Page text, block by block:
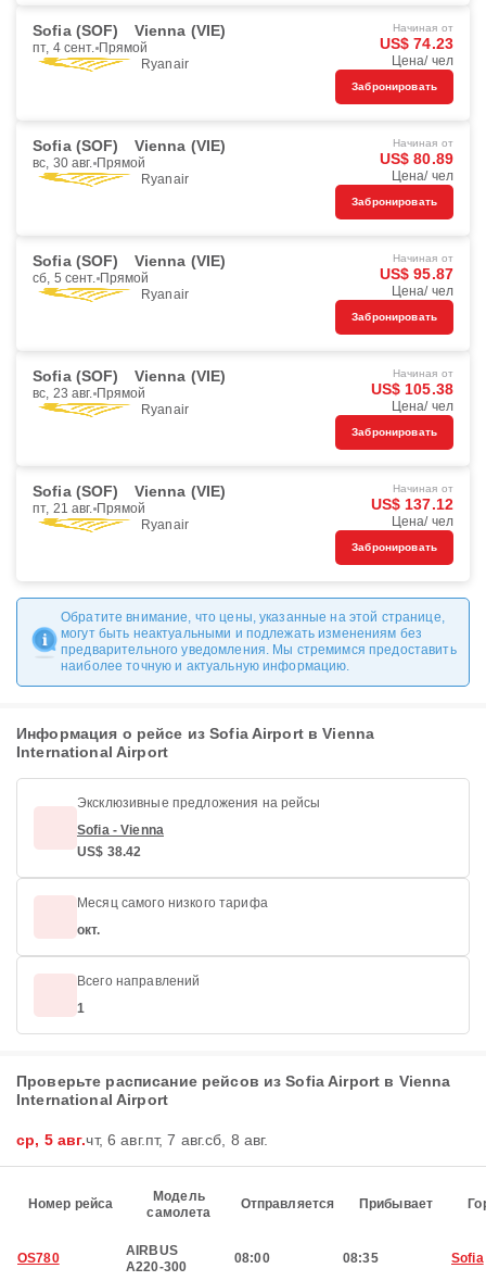
Sofia (SOF) Vienna (VIE)
пт, 4 сент. Прямой
Ryanair
Начиная от
US$ 74.23
Цена/ чел
Забронировать
Sofia (SOF) Vienna (VIE)
вс, 30 авг. Прямой
Ryanair
Начиная от
US$ 80.89
Цена/ чел
Забронировать
Sofia (SOF) Vienna (VIE)
сб, 5 сент. Прямой
Ryanair
Начиная от
US$ 95.87
Цена/ чел
Забронировать
Sofia (SOF) Vienna (VIE)
вс, 23 авг. Прямой
Ryanair
Начиная от
US$ 105.38
Цена/ чел
Забронировать
Sofia (SOF) Vienna (VIE)
пт, 21 авг. Прямой
Ryanair
Начиная от
US$ 137.12
Цена/ чел
Забронировать
Обратите внимание, что цены, указанные на этой странице,
могут быть неактуальными и подлежать изменениям без
предварительного уведомления. Мы стремимся предоставить
наиболее точную и актуальную информацию.
Информация о рейсе из Sofia Airport в Vienna
International Airport
Эксклюзивные предложения на рейсы
Sofia - Vienna
US$ 38.42
Месяц самого низкого тарифа
окт.
Всего направлений
1
Проверьте расписание рейсов из Sofia Airport в Vienna
International Airport
ср, 5 авг.чт, 6 авг.пт, 7 авг.сб, 8 авг.
Номер рейса
Модель
самолета
Отправляется Прибывает
OS780
AIRBUS
A220-300
08:00 08:35 Sofia